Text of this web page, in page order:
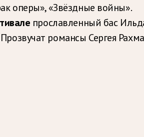
оперы», «Звёздные войны».
прославленный бас
романсы Сергея